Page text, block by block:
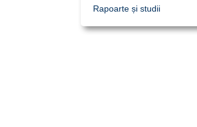
Rapoarte și studii